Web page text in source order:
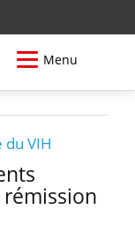
Menu
VIH
rémission